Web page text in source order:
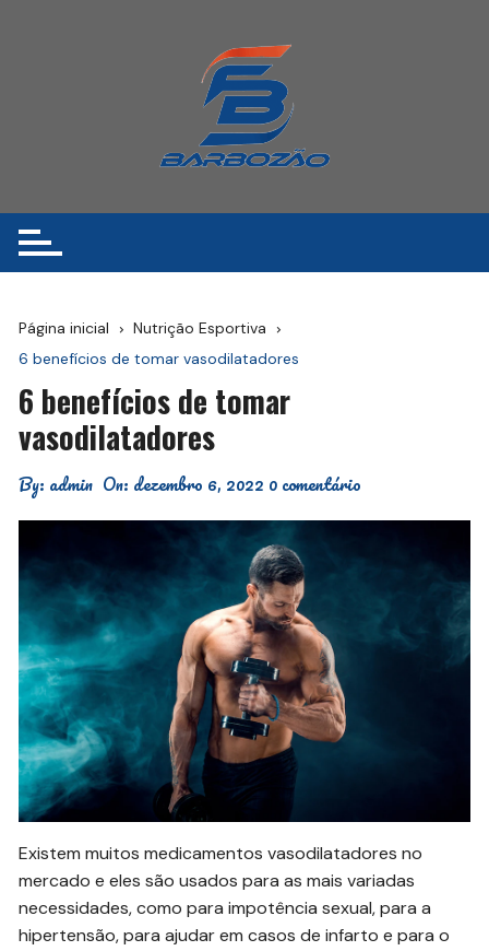
Página inicial
Nutrição Esportiva
6 benefícios de tomar vasodilatadores
6 benefícios de tomar
vasodilatadores
By: admin On: dezembro 6, 2022 0 comentário
Existem muitos medicamentos vasodilatadores no
mercado e eles são usados para as mais variadas
necessidades, como para impotência sexual, para a
hipertensão, para ajudar em casos de infarto e para o